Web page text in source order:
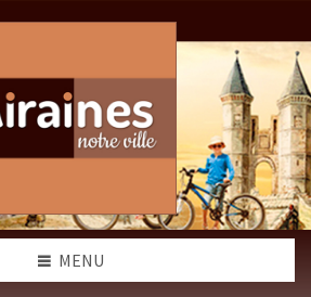
MENU